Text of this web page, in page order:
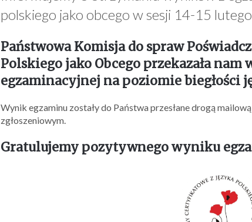
polskiego jako obcego w sesji 14-15
Państwowa Komisja do spraw
Polskiego jako Obcego przekazała
egzaminacyjnej na poziomie biegłości
Wynik egzaminu zostały do Państwa przesłane drogą
zgłoszeniowym.
Gratulujemy pozytywnego wyniku